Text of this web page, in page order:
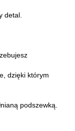
detal.
dzięki którym
podszewką.